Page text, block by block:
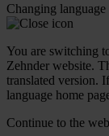
Changing language
You are switching
Zehnder website.
translated version.
language home
Continue to the